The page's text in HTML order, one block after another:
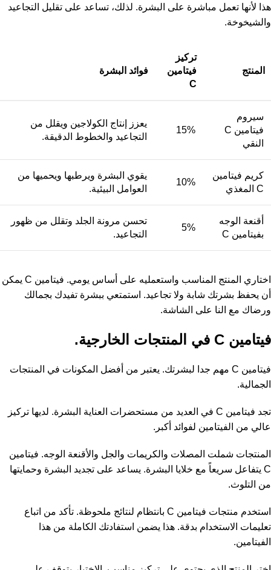
هذا لأنها تعمل مباشرة على البشرة. لذلك، تساعد على تقليل التجاعيد
والشيخوخة.
المنتج
تركيز
فيتامين
C
فوائد البشرة
سيروم
فيتامين C
النقي
15%
يعزز إنتاج الكولاجين ويقلل من
التجاعيد والخطوط الدقيقة.
كريم فيتامين
C المغذي
10%
يقوي البشرة ويرطبها ويحميها من
العوامل البيئية.
أقنعة الوجه
بفيتامين C
5%
تحسن مرونة الجلد وتقلل من ظهور
التجاعيد.
اختاري المنتج المناسب واستعمليه على أساس يومي. فيتامين C يمكن
أن يحفظ بشرتك شابة ولا تجاعيد. استمتعي ببشرة تفيدك بجمالك
ورضاك مع النا على الشاشة.
فيتامين C في المنتجات الخارجية.
فيتامين C مهم جدا لبشرتك. يعتبر من أفضل المكونات في المنتجات
الجمالية.
تجد فيتامين C في العديد من مستحضرات العناية البشرة. لديها تركيز
عالي من الفيتامين لفوائد أكبر.
المنتجات شملت المصلات والكريمات والجل والأقنعة الوجه. فيتامين
C يتفاعل سريعاً مع خلايا البشرة. يساعد على تجديد البشرة وحمايتها
من التلوث.
استخدم منتجات فيتامين C بانتظام لنتائج ملحوظة. تأكد من اتباع
تعليمات الاستخدام بدقة. هذا يضمن استفادتك الكاملة من هذا
الفيتامين.